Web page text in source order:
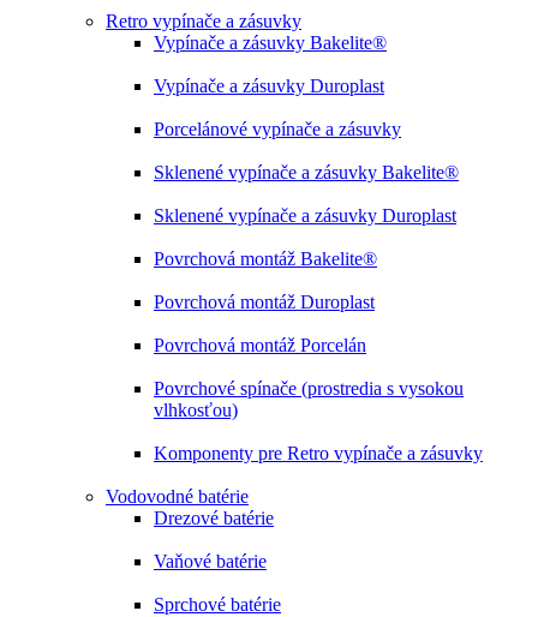
Retro vypínače a zásuvky
Vypínače a zásuvky Bakelite®
Vypínače a zásuvky Duroplast
Porcelánové vypínače a zásuvky
Sklenené vypínače a zásuvky Bakelite®
Sklenené vypínače a zásuvky Duroplast
Povrchová montáž Bakelite®
Povrchová montáž Duroplast
Povrchová montáž Porcelán
Povrchové spínače (prostredia s vysokou
vlhkosťou)
Komponenty pre Retro vypínače a zásuvky
Vodovodné batérie
Drezové batérie
Vaňové batérie
Sprchové batérie